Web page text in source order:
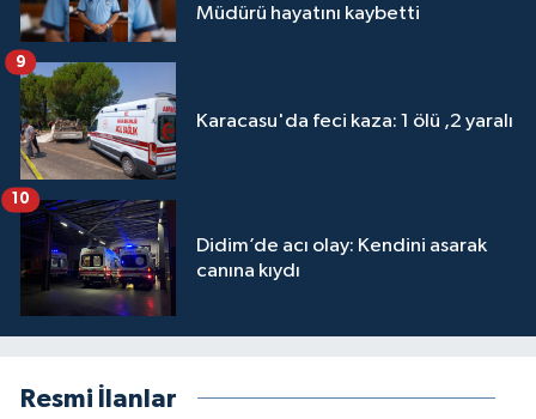
Müdürü hayatını kaybetti
Karacasu'da feci kaza: 1 ölü ,2 yaralı
9
Didim’de acı olay: Kendini asarak
canına kıydı
10
Resmi İlanlar